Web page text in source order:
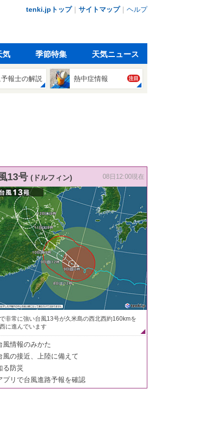
tenki.jpトップ｜ サイトマップ｜ ヘルプ
気 季節特集 天気ニュース
報士の解説 熱中症情報 注目
13号 (ドルフィン) 08日12:00現在
非常に強い台風13号が久米島の西北西約160kmを
に進んでいます
風情報のみかた
風の接近、上陸に備えて
る防災
プリで台風進路予報を確認